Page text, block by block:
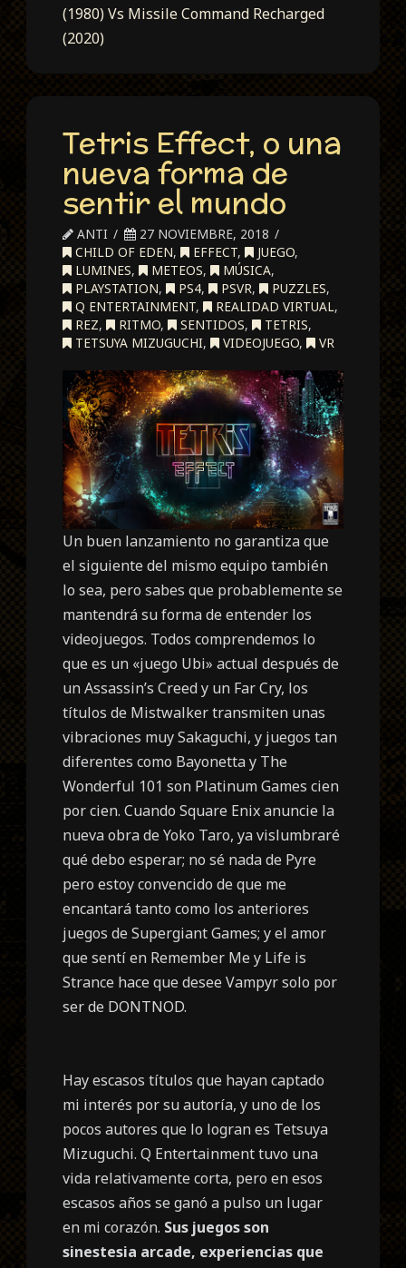
(1980) Vs Missile Command Recharged
(2020)
Tetris Effect, o una
nueva forma de
sentir el mundo
ANTI
27 NOVIEMBRE, 2018
CHILD OF EDEN, EFFECT, JUEGO,
LUMINES, METEOS, MÚSICA,
PLAYSTATION, PS4, PSVR, PUZZLES,
Q ENTERTAINMENT, REALIDAD VIRTUAL,
REZ, RITMO, SENTIDOS, TETRIS,
TETSUYA MIZUGUCHI, VIDEOJUEGO, VR
Un buen lanzamiento no garantiza que
el siguiente del mismo equipo también
lo sea, pero sabes que probablemente se
mantendrá su forma de entender los
videojuegos. Todos comprendemos lo
que es un «juego Ubi» actual después de
un Assassin’s Creed y un Far Cry, los
títulos de Mistwalker transmiten unas
vibraciones muy Sakaguchi, y juegos tan
diferentes como Bayonetta y The
Wonderful 101 son Platinum Games cien
por cien. Cuando Square Enix anuncie la
nueva obra de Yoko Taro, ya vislumbraré
qué debo esperar; no sé nada de Pyre
pero estoy convencido de que me
encantará tanto como los anteriores
juegos de Supergiant Games; y el amor
que sentí en Remember Me y Life is
Strance hace que desee Vampyr solo por
ser de DONTNOD.
Hay escasos títulos que hayan captado
mi interés por su autoría, y uno de los
pocos autores que lo logran es Tetsuya
Mizuguchi. Q Entertainment tuvo una
vida relativamente corta, pero en esos
escasos años se ganó a pulso un lugar
en mi corazón. Sus juegos son
sinestesia arcade, experiencias que